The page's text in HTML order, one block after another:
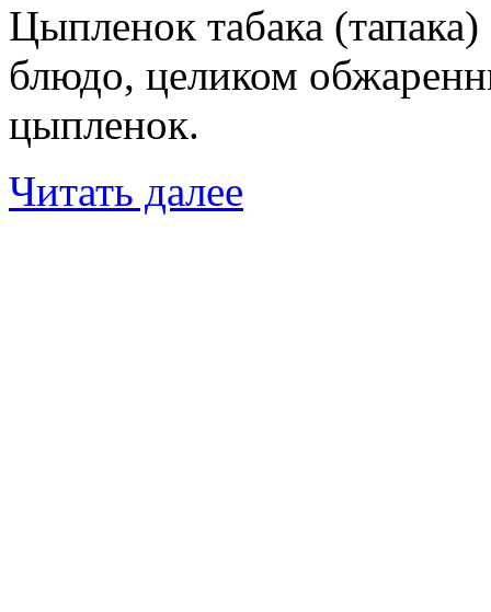
Цыпленок табака
блюдо, целиком
цыпленок.
Читать далее